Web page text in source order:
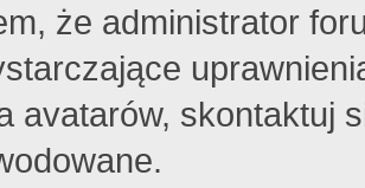
że administrator
avatarów, skontaktuj